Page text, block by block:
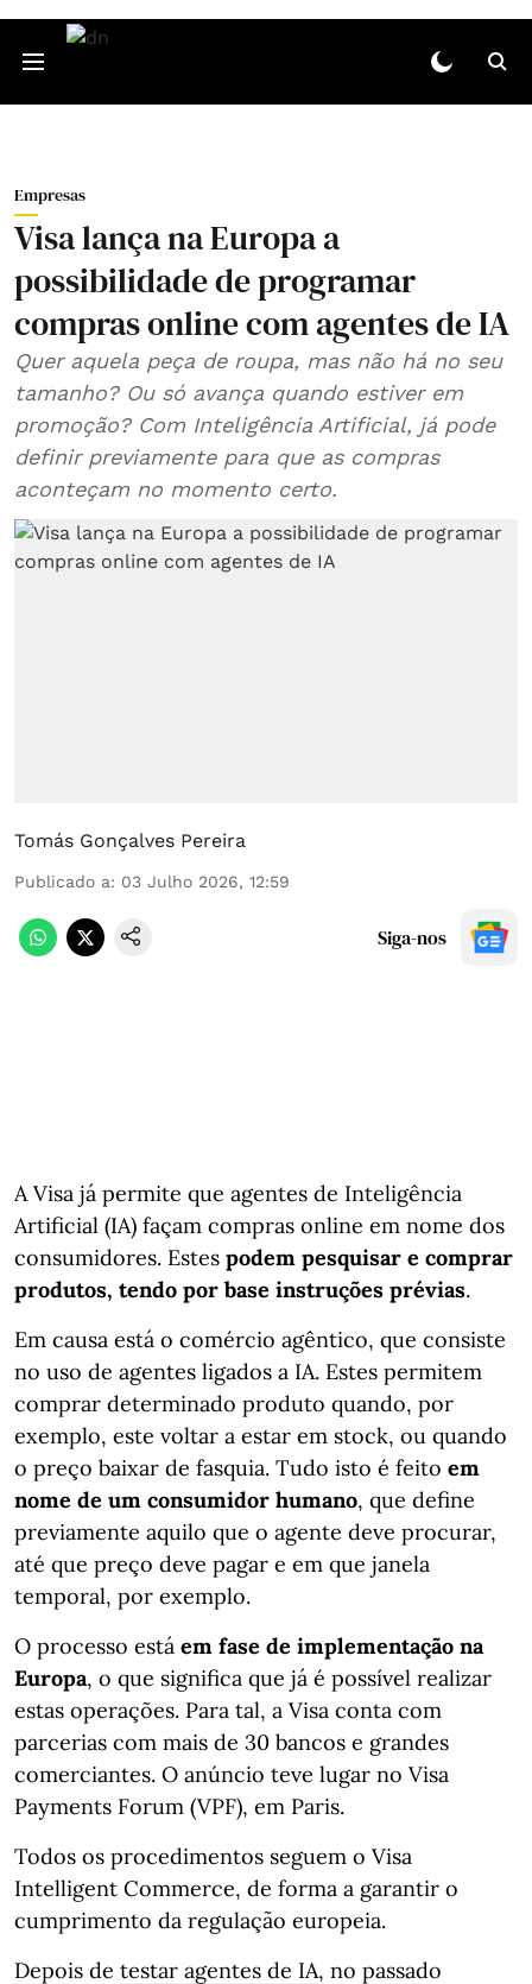
Empresas
Visa lança na Europa a
possibilidade de programar
compras online com agentes de IA
Quer aquela peça de roupa, mas não há no seu
tamanho? Ou só avança quando estiver em
promoção? Com Inteligência Artificial, já pode
definir previamente para que as compras
aconteçam no momento certo.
Tomás Gonçalves Pereira
Publicado a: 03 Julho 2026, 12:59
Siga-nos
A Visa já permite que agentes de Inteligência
Artificial (IA) façam compras online em nome dos
consumidores. Estes podem pesquisar e comprar
produtos, tendo por base instruções prévias.
Em causa está o comércio agêntico, que consiste
no uso de agentes ligados a IA. Estes permitem
comprar determinado produto quando, por
exemplo, este voltar a estar em stock, ou quando
o preço baixar de fasquia. Tudo isto é feito em
nome de um consumidor humano, que define
previamente aquilo que o agente deve procurar,
até que preço deve pagar e em que janela
temporal, por exemplo.
O processo está em fase de implementação na
Europa, o que significa que já é possível realizar
estas operações. Para tal, a Visa conta com
parcerias com mais de 30 bancos e grandes
comerciantes. O anúncio teve lugar no Visa
Payments Forum (VPF), em Paris.
Todos os procedimentos seguem o Visa
Intelligent Commerce, de forma a garantir o
cumprimento da regulação europeia.
Depois de testar agentes de IA, no passado